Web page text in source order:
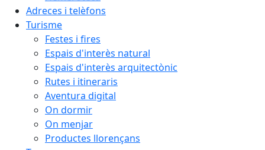
Adreces i telèfons
Turisme
Festes i fires
Espais d'interès natural
Espais d'interès arquitectònic
Rutes i itineraris
Aventura digital
On dormir
On menjar
Productes llorençans